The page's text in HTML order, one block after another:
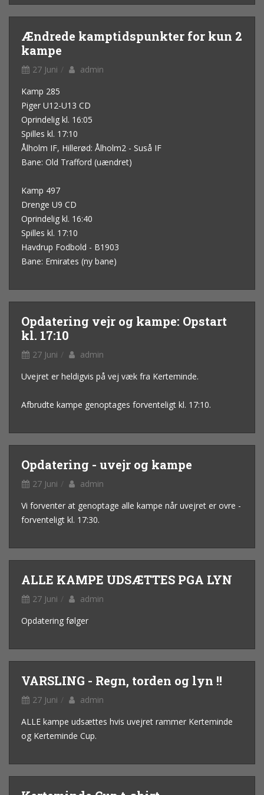
Ændrede kamptidspunkter for kun 2
kampe
27 Juni
admin
Kamp 285
Piger U12-U13 CD
Oprindelig kl. 16:05
Spilles kl. 17:10
Ålholm IF, Hillerød: Ålholm2 - Suså IF
Bane: Old Trafford (uændret)
Kamp 497
Drenge U9 CD
Oprindelig kl. 16:40
Spilles kl. 17:10
Havdrup Fodbold - B1903
Bane: Emirates (ny bane)
Opdatering vejr og kampe: Opstart
kl. 17:10
27 Juni
admin
Uvejret er heldigvis på vej væk fra Kerteminde.
Afbrudte kampe genoptages forventeligt kl. 17:10.
Opdatering - uvejr og kampe
27 Juni
admin
Vi forventer at genoptage alle kampe når uvejret er ovre -
forventeligt kl. 17:30.
ALLE KAMPE UDSÆTTES PGA LYN
27 Juni
admin
Opdatering følger
VARSLING - Regn, torden og lyn !!
27 Juni
admin
ALLE kampe udsættes hvis uvejret rammer Kerteminde
og Kerteminde Cup.